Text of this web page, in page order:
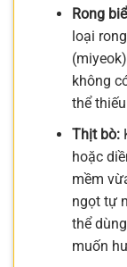
Rong
loại
không
thể
Thịt bò:
hoặc
mềm
ngọt tự
thể
muốn